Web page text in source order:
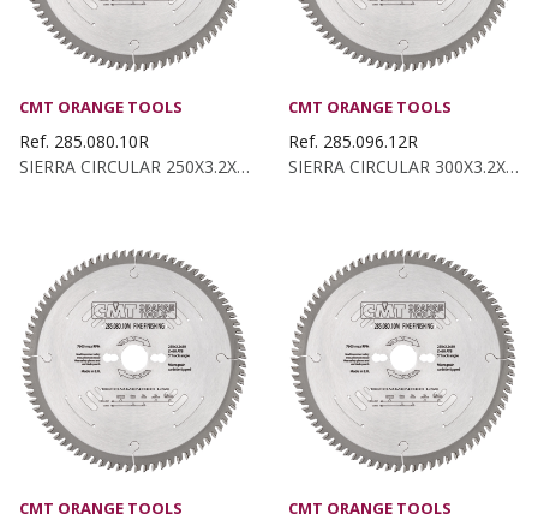
CMT ORANGE TOOLS
Ref. 285.080.10R
SIERRA CIRCULAR 250X3.2X35 Z:80 ATB 10°
CMT ORANGE TOOLS
Ref. 285.096.12R
SIERRA CIRCULAR 300X3.2X35 Z:96 ATB 10°
CMT ORANGE TOOLS CMT ORANGE TOOLS